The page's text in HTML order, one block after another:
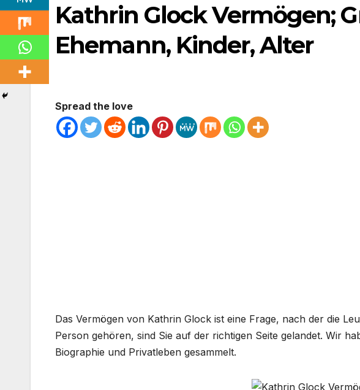
Kathrin Glock Vermögen;
Ehemann, Kinder, Alter
Spread the love
Das Vermögen von Kathrin Glock ist eine Frage, nach der die
Person gehören, sind Sie auf der richtigen Seite gelandet. Wir
Biographie und Privatleben gesammelt.